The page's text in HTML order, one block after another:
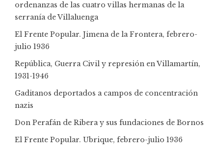
ordenanzas de las cuatro villas hermanas de la
serranía de Villaluenga
El Frente Popular. Jimena de la Frontera, febrero-
julio 1936
República, Guerra Civil y represión en Villamartín,
1931-1946
Gaditanos deportados a campos de concentración
nazis
Don Perafán de Ribera y sus fundaciones de Bornos
El Frente Popular. Ubrique, febrero-julio 1936